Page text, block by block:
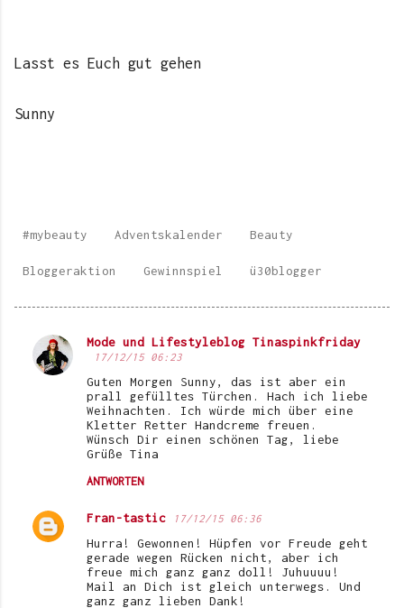
Lasst es Euch gut gehen
Sunny
#mybeauty Adventskalender Beauty
Bloggeraktion Gewinnspiel ü30blogger
K
a
Mode und Lifestyleblog Tinaspinkfriday
17/12/15 06:23
Guten Morgen Sunny, das ist aber ein
prall gefülltes Türchen. Hach ich liebe
Weihnachten. Ich würde mich über eine
Kletter Retter Handcreme freuen.
Wünsch Dir einen schönen Tag, liebe
Grüße Tina
ANTWORTEN
Fran-tastic 17/12/15 06:36
Hurra! Gewonnen! Hüpfen vor Freude geht
gerade wegen Rücken nicht, aber ich
freue mich ganz ganz doll! Juhuuuu!
Mail an Dich ist gleich unterwegs. Und
ganz ganz lieben Dank!